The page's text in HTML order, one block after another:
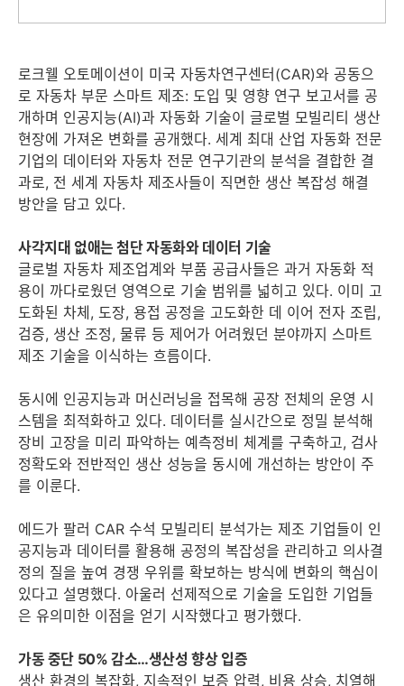
로크웰 오토메이션이 미국 자동차연구센터(CAR)와 공동으
로 자동차 부문 스마트 제조: 도입 및 영향 연구 보고서를 공
개하며 인공지능(AI)과 자동화 기술이 글로벌 모빌리티 생산
현장에 가져온 변화를 공개했다. 세계 최대 산업 자동화 전문
기업의 데이터와 자동차 전문 연구기관의 분석을 결합한 결
과로, 전 세계 자동차 제조사들이 직면한 생산 복잡성 해결
방안을 담고 있다.
사각지대 없애는 첨단 자동화와 데이터 기술
글로벌 자동차 제조업계와 부품 공급사들은 과거 자동화 적
용이 까다로웠던 영역으로 기술 범위를 넓히고 있다. 이미 고
도화된 차체, 도장, 용접 공정을 고도화한 데 이어 전자 조립,
검증, 생산 조정, 물류 등 제어가 어려웠던 분야까지 스마트
제조 기술을 이식하는 흐름이다.
동시에 인공지능과 머신러닝을 접목해 공장 전체의 운영 시
스템을 최적화하고 있다. 데이터를 실시간으로 정밀 분석해
장비 고장을 미리 파악하는 예측정비 체계를 구축하고, 검사
정확도와 전반적인 생산 성능을 동시에 개선하는 방안이 주
를 이룬다.
에드가 팔러 CAR 수석 모빌리티 분석가는 제조 기업들이 인
공지능과 데이터를 활용해 공정의 복잡성을 관리하고 의사결
정의 질을 높여 경쟁 우위를 확보하는 방식에 변화의 핵심이
있다고 설명했다. 아울러 선제적으로 기술을 도입한 기업들
은 유의미한 이점을 얻기 시작했다고 평가했다.
가동 중단 50% 감소…생산성 향상 입증
생산 환경의 복잡화, 지속적인 보증 압력, 비용 상승, 치열해